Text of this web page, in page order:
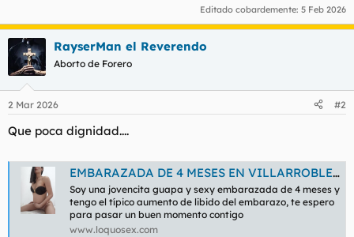
Editado cobardemente: 5 Feb 2026
RayserMan el Reverendo
Aborto de Forero
2 Mar 2026 #2
Que poca dignidad....
EMBARAZADA DE 4 MESES EN VILLARROBLEDO 24H - LOQUOSEX.COM
Soy una jovencita guapa y sexy embarazada de 4 meses y
tengo el típico aumento de libido del embarazo, te espero
para pasar un buen momento contigo
www.loquosex.com